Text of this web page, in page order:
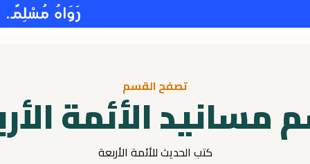
تصفح القسم
الأئمة
كتب الحديث للأئمة الأربعة